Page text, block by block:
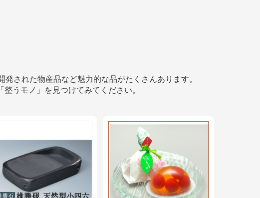
された物産品など魅力的な品がたくさんあります。
うモノ」を見つけてみてください。